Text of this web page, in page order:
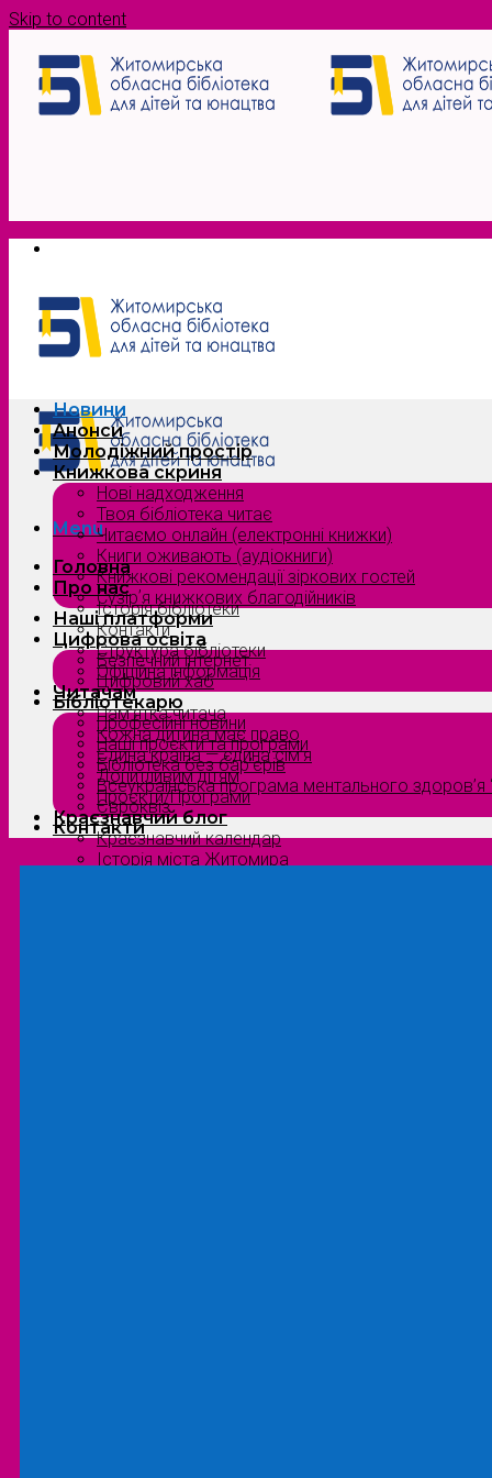
Skip to content
Menu
Головна
Про нас
Історія бібліотеки
Контакти
Структура бібліотеки
Офіційна інформація
Читачам
Пам’ятка читача
Кожна дитина має право
Єдина країна — єдина сім’я
Допитливим дітям
Проєкти/Програми
Краєзнавчий блог
Краєзнавчий календар
Історія міста Житомира
Новини
Анонси
Молодіжний простір
Книжкова скриня
Нові надходження
Твоя бібліотека читає
Читаємо онлайн (електронні книжки)
Книги оживають (аудіокниги)
Книжкові рекомендації зіркових гостей
Сузірʼя книжкових благодійників
Наші платформи
Цифрова освіта
Безпечний інтернет
Цифровий хаб
Бібліотекарю
Професійні новини
Наші проєкти та програми
Бібліотека без бар’єрів
Всеукраїнська програма ментального здоров’я
Євроквіз
Контакти